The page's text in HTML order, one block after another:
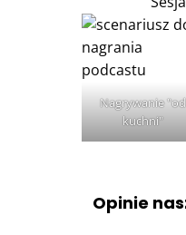
Nagrywanie "od
kuchni"
Opinie